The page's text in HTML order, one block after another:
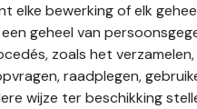
elke bewerking of elk
geheel van
zoals het
raadplegen,
wijze ter beschikking